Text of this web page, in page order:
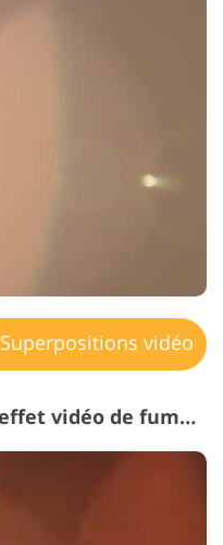
Superpositions vidéo
Superposition gratuite d'effet vidéo de fumée #11 "Rose Petals"